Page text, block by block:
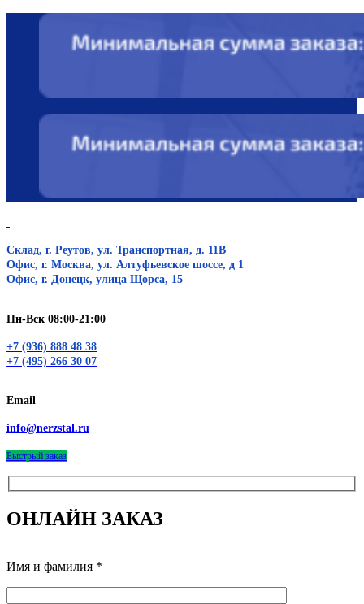
Склад, г. Реутов, ул. Транспортная, д. 11В
Офис, г. Москва, ул. Алтуфьевское шоссе, д 1
Офис, г. Донецк, улица Щорса, 15
Пн-Вск 08:00-21:00
+7 (936) 888 48 38
+7 (495) 266 30 07
Email
info@nerzstal.ru
Быстрый заказ
ОНЛАЙН ЗАКАЗ
Имя и фамилия *